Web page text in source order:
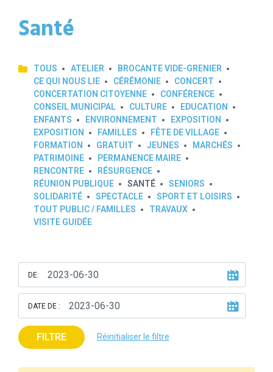
Santé
TOUS ATELIER
BROCANTE VIDE-GRENIER
CE QUI NOUS LIE
CÉRÉMONIE
CONCERT
CONCERTATION CITOYENNE
CONFÉRENCE
CONSEIL MUNICIPAL
CULTURE
EDUCATION
ENFANTS
ENVIRONNEMENT
EXPOSITION
EXPOSITION
FAMILLES
FÊTE DE VILLAGE
FORMATION
GRATUIT JEUNES
MARCHÉS
PATRIMOINE
PERMANENCE MAIRE
RENCONTRE
RÉSURGENCE
RÉUNION PUBLIQUE
SANTÉ
SENIORS
SOLIDARITÉ
SPECTACLE
SPORT ET LOISIRS
TOUT PUBLIC / FAMILLES
TRAVAUX
VISITE GUIDÉE
DE:
DATE DE :
FILTRE Réinitialiser le filtre